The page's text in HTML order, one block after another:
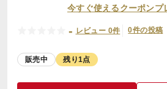
今すぐ使えるクーポンプ
- レビュー 0件 0件の投稿
販売中 残り1点